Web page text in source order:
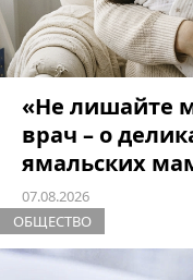
«Не лишайте
врач – о
ямальских
07.08.2026
ОБЩЕСТВО